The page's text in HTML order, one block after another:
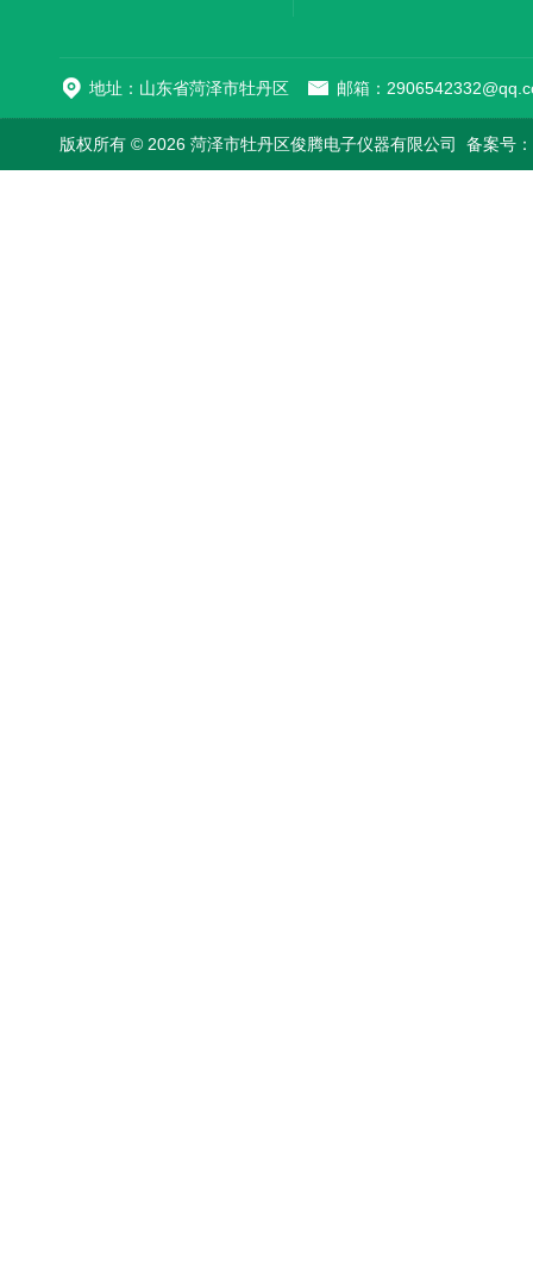
地址：山东省菏泽市牡丹区 邮箱：
版权所有 © 2026 菏泽市牡丹区俊腾电子仪器有限公司 备案号